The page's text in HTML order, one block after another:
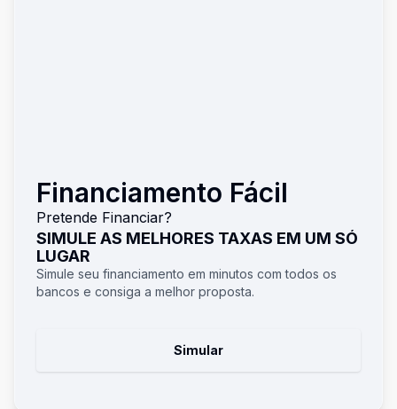
Financiamento Fácil
Pretende Financiar?
SIMULE AS MELHORES TAXAS EM UM SÓ
LUGAR
Simule seu financiamento em minutos com todos os
bancos e consiga a melhor proposta.
Simular